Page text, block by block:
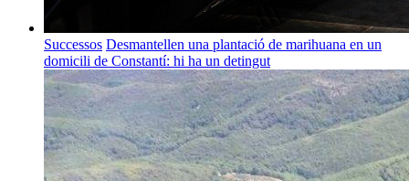
Successos Desmantellen una plantació de marihuana en un
domicili de Constantí: hi ha un detingut